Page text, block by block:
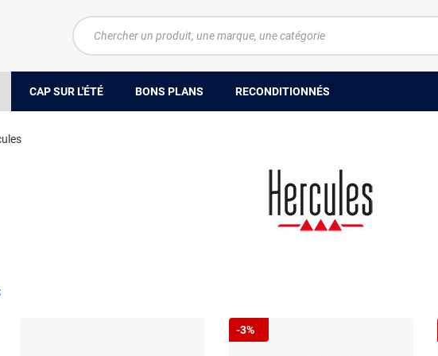
CAP SUR L'ÉTÉ BONS PLANS RECONDITIONNÉS
-3%